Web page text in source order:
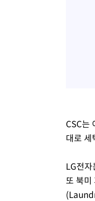
CSC는
대로
LG전
또 북